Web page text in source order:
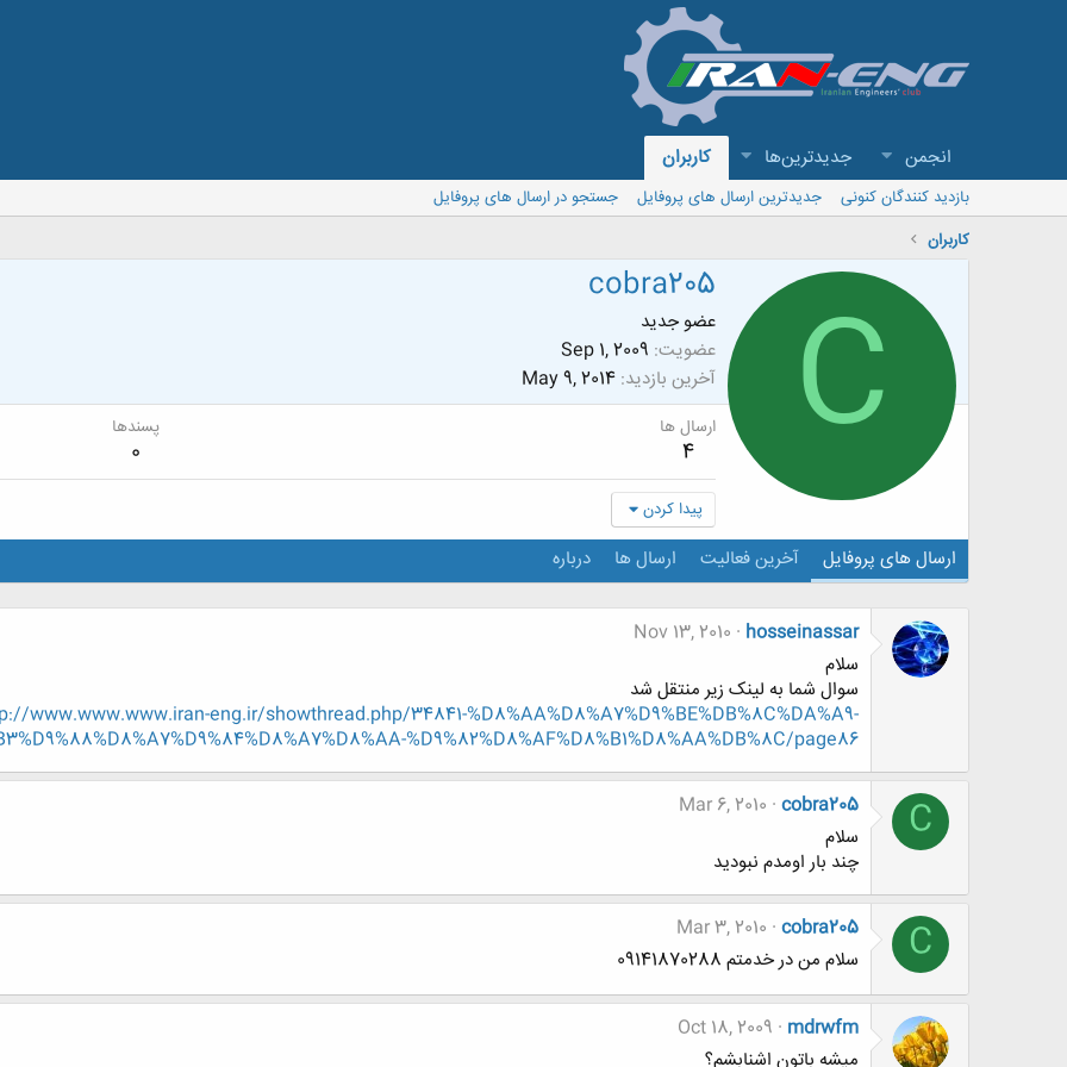
انجمن جدیدترین‌ها کاربران
بازدید کنندگان کنونی جدیدترین ارسال های پروفایل
جستجو در ارسال های پروفایل
کاربران
C
cobra205
عضو جدید
عضویت Sep 1, 2009
آخرین بازدید May 9, 2014
ارسال ها
4
پسندها
0
پیدا کردن
ارسال های پروفایل آخرین فعالیت ارسال ها درباره
hosseinassar
Nov 13, 2010
سلام
سوال شما به لینک زیر منتقل شد
www.www.www.iran-eng.ir/showthread.php/34841-%D8%AA%D8%A7%D9%BE%DB%8C%DA%A9-
%D9%82%D8%AF%D8%B1%D8%AA%DB%8C/page86
C
cobra205
Mar 6, 2010
سلام
چند بار اومدم نبوديد
C
cobra205
Mar 3, 2010
سلام من در خدمتم 09141870288
mdrwfm
Oct 18, 2009
میشه باتون اشنابشم؟